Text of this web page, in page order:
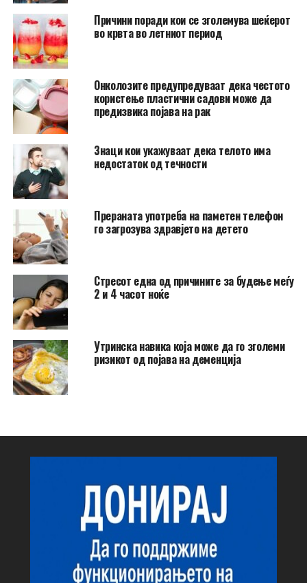
Причини поради кои се зголемува шеќерот
во крвта во летниот период
Онколозите предупредуваат дека честото
користење пластични садови може да
предизвика појава на рак
Знаци кои укажуваат дека телото има
недостаток од течности
Прераната употреба на паметен телефон
го загрозува здравјето на детето
Стресот една од причините за будење меѓу
2 и 4 часот ноќе
Утринска навика која може да го зголеми
ризикот од појава на деменција